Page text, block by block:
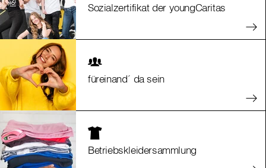
Sozialzertifikat der youngCaritas
füreinand´ da sein
Betriebskleidersammlung